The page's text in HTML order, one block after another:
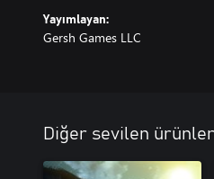
Yayımlayan:
Gersh Games LLC
Diğer sevilen ürünler